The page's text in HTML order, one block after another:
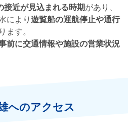
接近が見込まれる時期があり、
により遊覧船の運航停止や通行
ます。
前に交通情報や施設の営業状況
へのアクセス